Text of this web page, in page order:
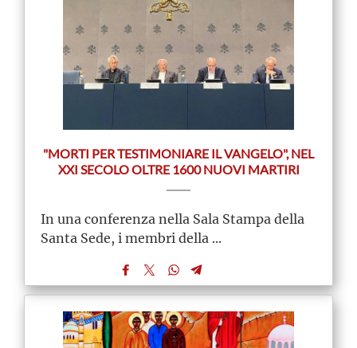
"MORTI PER TESTIMONIARE IL VANGELO", NEL
XXI SECOLO OLTRE 1600 NUOVI MARTIRI
In una conferenza nella Sala Stampa della
Santa Sede, i membri della ...